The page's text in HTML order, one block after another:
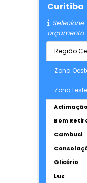
Curitiba
Selecione
orçamento
Região
Zona
Zona Leste
Aclimação
Bom
Cambuci
Glicério
Luz